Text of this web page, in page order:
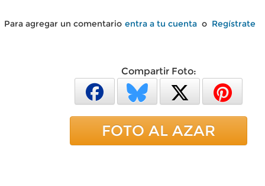
Para agregar un comentario entra a tu cuenta o Regístrate
Compartir Foto:
FOTO AL AZAR